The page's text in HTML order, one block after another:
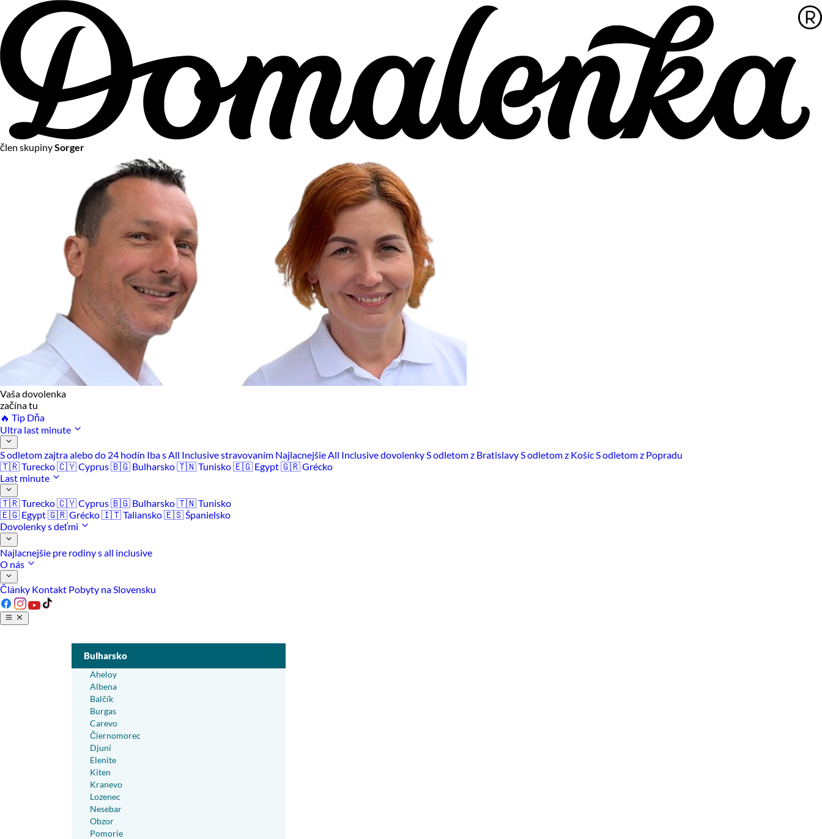
člen skupinySorger
Vaša dovolenka
začína tu
🔥 Tip Dňa
Ultra last minute
S odletom zajtra alebo do 24 hodín Iba s All Inclusive stravovaním Najlacnejšie All Inclusive dovolenkyS odletom z BratislavyS odletom z KošícS odletom z Popradu
🇹🇷 Turecko🇨🇾 Cyprus🇧🇬 Bulharsko🇹🇳 Tunisko🇪🇬 Egypt🇬🇷 Grécko
Last minute
🇹🇷 Turecko🇨🇾 Cyprus🇧🇬 Bulharsko🇹🇳 Tunisko
🇪🇬 Egypt🇬🇷 Grécko🇮🇹 Taliansko🇪🇸 Španielsko
Dovolenky s deťmi
Najlacnejšie pre rodiny s all inclusive
O nás
Články Kontakt Pobyty na Slovensku
Bulharsko
Aheloy
Albena
Balčík
Burgas
Carevo
Čiernomorec
Djuni
Elenite
Kiten
Kranevo
Lozenec
Nesebar
Obzor
Pomorie